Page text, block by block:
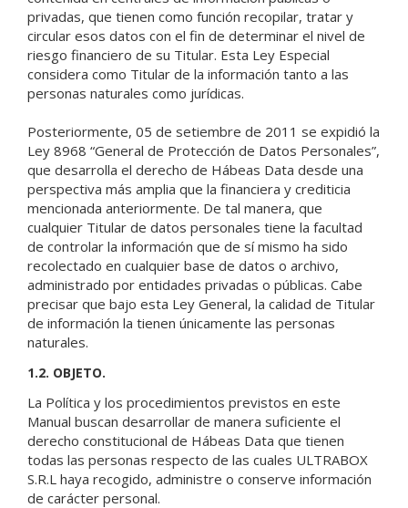
privadas, que tienen como función recopilar, tratar y
circular esos datos con el fin de determinar el nivel de
riesgo financiero de su Titular. Esta Ley Especial
considera como Titular de la información tanto a las
personas naturales como jurídicas.
Posteriormente, 05 de setiembre de 2011 se expidió la
Ley 8968 “General de Protección de Datos Personales”,
que desarrolla el derecho de Hábeas Data desde una
perspectiva más amplia que la financiera y crediticia
mencionada anteriormente. De tal manera, que
cualquier Titular de datos personales tiene la facultad
de controlar la información que de sí mismo ha sido
recolectado en cualquier base de datos o archivo,
administrado por entidades privadas o públicas. Cabe
precisar que bajo esta Ley General, la calidad de Titular
de información la tienen únicamente las personas
naturales.
1.2. OBJETO.
La Política y los procedimientos previstos en este
Manual buscan desarrollar de manera suficiente el
derecho constitucional de Hábeas Data que tienen
todas las personas respecto de las cuales ULTRABOX
S.R.L haya recogido, administre o conserve información
de carácter personal.